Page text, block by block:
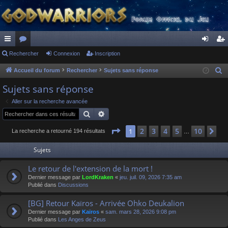
ac
co
ur
ci
s
or
u
s
ne cri
Rechercher Connexion Inscription
Accueil du forum Rechercher Sujets sans réponse
e
Sujets sans réponse
Aller sur la recherche avancée
Rechercher
La recherche a retourné 194 résultats Page 1sur 10
1 2 3 4 5 10
Sujets
Le retour de l'extension de la mort !
Dernier message par LordKraken « jeu. juil. 09, 2026 7:35 am
Publié dans Discussions
[BG] Retour Kaïros - Arrivée Ohko Deukalion
Dernier message par Kaïros « sam. mars 28, 2026 9:08 pm
Publié dans Les Anges de Zeus